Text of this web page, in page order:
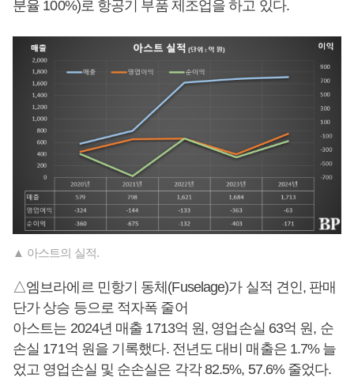
분율 100%)로 항공기 부품 제조업을 하고 있다.
▲ 아스트의 실적.
△엠브라에르 민항기 동체(Fuselage)가 실적 견인, 판매
단가 상승 등으로 적자폭 줄어
아스트는 2024년 매출 1713억 원, 영업손실 63억 원, 순
손실 171억 원을 기록했다. 전년도 대비 매출은 1.7% 늘
었고 영업손실 및 순손실은 각각 82.5%, 57.6% 줄었다.